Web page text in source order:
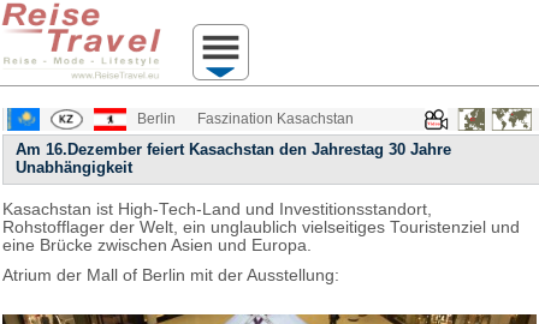
Berlin
Faszination Kasachstan
Am 16.Dezember feiert Kasachstan den Jahrestag 30 Jahre
Unabhängigkeit
Kasachstan ist High-Tech-Land und Investitionsstandort,
Rohstofflager der Welt, ein unglaublich vielseitiges Touristenziel und
eine Brücke zwischen Asien und Europa.
Atrium der Mall of Berlin mit der Ausstellung: